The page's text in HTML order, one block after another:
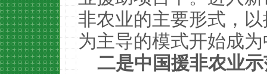
非农业的主要形式，
为主导的模式开始成
二是中国援非农业